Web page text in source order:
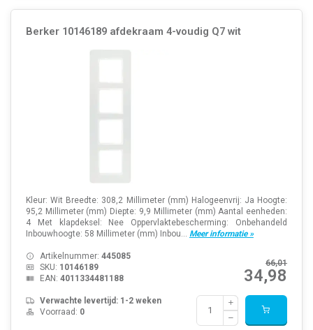
Berker 10146189 afdekraam 4-voudig Q7 wit
Kleur: Wit Breedte: 308,2 Millimeter (mm) Halogeenvrij: Ja Hoogte:
95,2 Millimeter (mm) Diepte: 9,9 Millimeter (mm) Aantal eenheden:
4 Met klapdeksel: Nee Oppervlaktebescherming: Onbehandeld
Inbouwhoogte: 58 Millimeter (mm) Inbou... Meer informatie »
66,01
34,98
Artikelnummer: 445085
SKU: 10146189
EAN: 4011334481188
Verwachte levertijd: 1-2 weken
Voorraad: 0